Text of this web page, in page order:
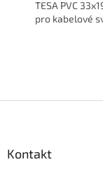
TESA PVC
pro kabelové
Kontakt